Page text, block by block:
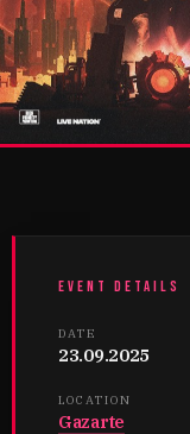
EVENT DETAILS
DATE
23.09.2025
LOCATION
Gazarte